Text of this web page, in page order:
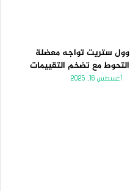
وول ستريت تواجه معضلة
التحوط مع تضخم التقييمات
أغسطس 16, 2025